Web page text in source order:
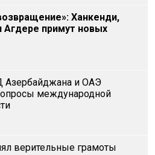
Ханкенди,
примут новых
и ОАЭ
международной
верительные грамоты